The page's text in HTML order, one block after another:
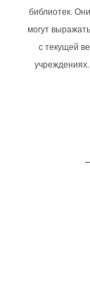
библиотек.
могут
с текущей